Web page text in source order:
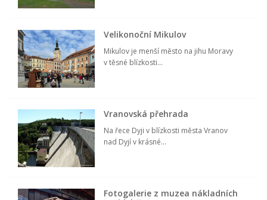
Velikonoční Mikulov
Mikulov je menší město na jihu Moravy
v těsné blízkosti...
Vranovská přehrada
Na řece Dyji v blízkosti města Vranov
nad Dyjí v krásné...
Fotogalerie z muzea nákladních